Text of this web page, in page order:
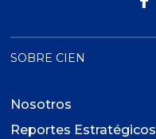
SOBRE CIEN
Nosotros
Reportes Estratégicos